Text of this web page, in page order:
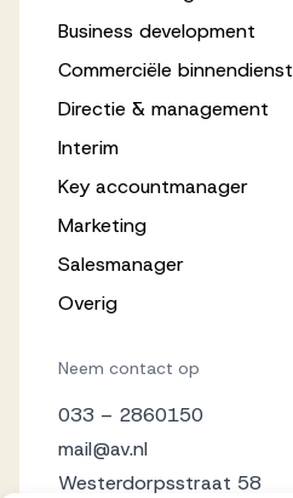
Business development
Commerciële binnendienst
Directie & management
Interim
Key accountmanager
Marketing
Salesmanager
Overig
Neem contact op
033 – 2860150
mail@av.nl
Westerdorpsstraat 58